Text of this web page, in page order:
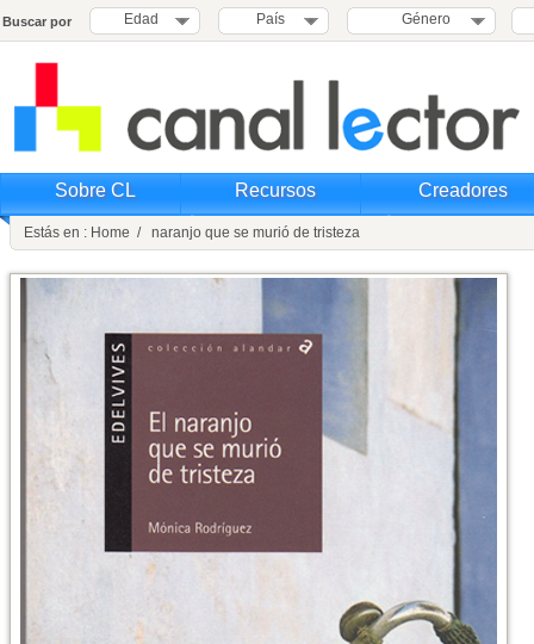
Buscar por Edad País Género
Sobre CL Recursos Creadores
Estás en : Home / naranjo que se murió de tristeza